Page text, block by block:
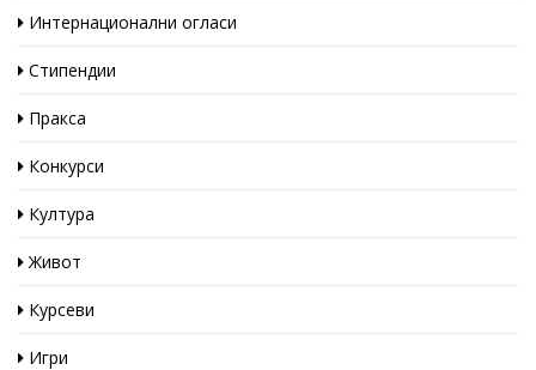
Интернационални огласи
Стипендии
Пракса
Конкурси
Култура
Живот
Курсеви
Игри